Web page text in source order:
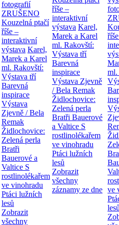
fotografií
ZRUŠENO
Kouzelná ptačí
říše –
interaktivní
výstava Karel,
Marek a Karel
ml. Rakovští:
Výstava tří
Barevná
inspirace
Výstava
Zjevně / Bela
Remak
Židlochovice:
Zelená perla
Bratři
Bauerové a
Valtice S
rostlinolékařem
ve vinohradu
Ptáci lužních
lesů
Zobrazit
všechny
říše –
interaktivní
výstava Karel,
Marek a Karel
ml. Rakovští:
Výstava tří
Barevná
inspirace
Výstava Zjevně
/ Bela Remak
Židlochovice:
Zelená perla
Bratři Bauerové
a Valtice S
rostlinolékařem
ve vinohradu
Ptáci lužních
lesů
Zobrazit
všechny
záznamy ze dne
ml.
ve